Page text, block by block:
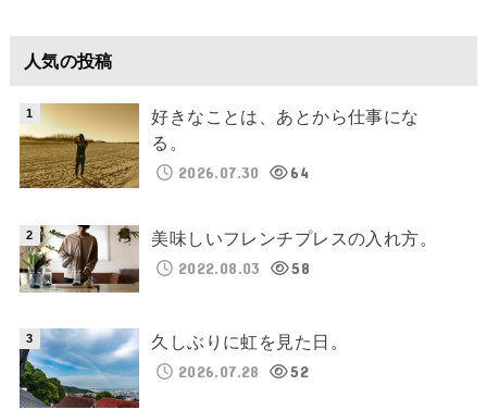
人気の投稿
好きなことは、あとから仕事にな
る。
2026.07.30
64
美味しいフレンチプレスの入れ方。
2022.08.03
58
久しぶりに虹を見た日。
2026.07.28
52